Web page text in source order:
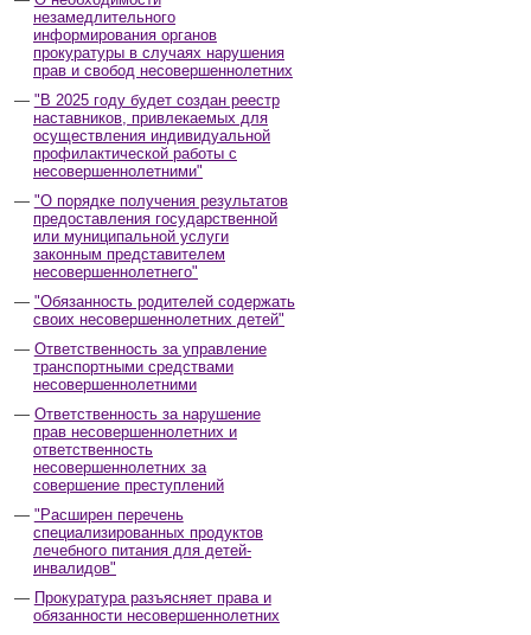
незамедлительного
информирования органов
прокуратуры в случаях нарушения
прав и свобод несовершеннолетних
"В 2025 году будет создан реестр
наставников, привлекаемых для
осуществления индивидуальной
профилактической работы с
несовершеннолетними"
"О порядке получения результатов
предоставления государственной
или муниципальной услуги
законным представителем
несовершеннолетнего"
"Обязанность родителей содержать
своих несовершеннолетних детей"
Ответственность за управление
транспортными средствами
несовершеннолетними
Ответственность за нарушение
прав несовершеннолетних и
ответственность
несовершеннолетних за
совершение преступлений
"Расширен перечень
специализированных продуктов
лечебного питания для детей-
инвалидов"
Прокуратура разъясняет права и
обязанности несовершеннолетних